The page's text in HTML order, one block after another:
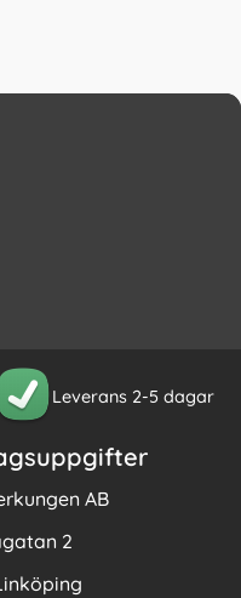
Leverans 2-5 dagar
AB
2